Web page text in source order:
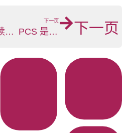
可持续发展得到确认：PCS 再次被认证为高绩效企业
下一页
PCS 是会议租赁联盟 – 的成员，这对您的活动意味着什么？ 下一页